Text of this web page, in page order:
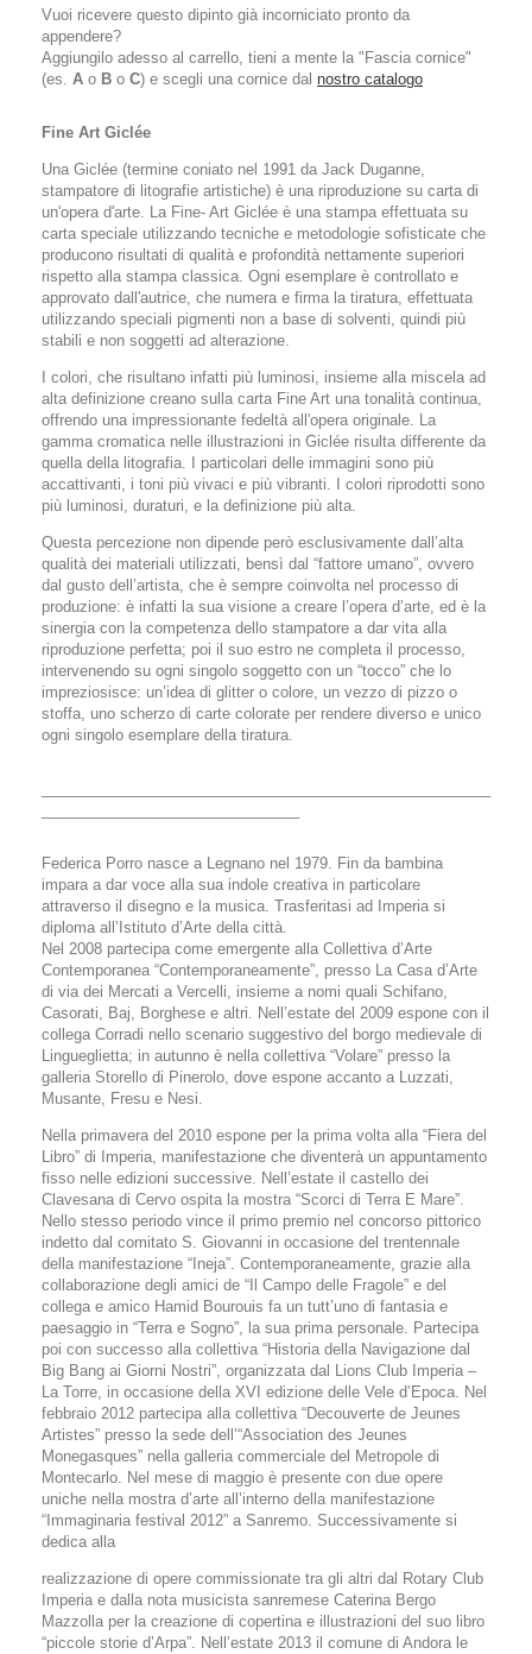
Vuoi ricevere questo dipinto già incorniciato pronto da
appendere?
Aggiungilo adesso al carrello, tieni a mente la "Fascia cornice"
(es. A o B o C) e scegli una cornice dal nostro catalogo
Fine Art Giclée
Una Giclée (termine coniato nel 1991 da Jack Duganne,
stampatore di litografie artistiche) è una riproduzione su carta di
un'opera d'arte. La Fine- Art Giclée è una stampa effettuata su
carta speciale utilizzando tecniche e metodologie sofisticate che
producono risultati di qualità e profondità nettamente superiori
rispetto alla stampa classica. Ogni esemplare è controllato e
approvato dall'autrice, che numera e firma la tiratura, effettuata
utilizzando speciali pigmenti non a base di solventi, quindi più
stabili e non soggetti ad alterazione.
I colori, che risultano infatti più luminosi, insieme alla miscela ad
alta definizione creano sulla carta Fine Art una tonalità continua,
offrendo una impressionante fedeltà all'opera originale. La
gamma cromatica nelle illustrazioni in Giclée risulta differente da
quella della litografia. I particolari delle immagini sono più
accattivanti, i toni più vivaci e più vibranti. I colori riprodotti sono
più luminosi, duraturi, e la definizione più alta.
Questa percezione non dipende però esclusivamente dall’alta
qualità dei materiali utilizzati, bensì dal “fattore umano”, ovvero
dal gusto dell’artista, che è sempre coinvolta nel processo di
produzione: è infatti la sua visione a creare l’opera d’arte, ed è la
sinergia con la competenza dello stampatore a dar vita alla
riproduzione perfetta; poi il suo estro ne completa il processo,
intervenendo su ogni singolo soggetto con un “tocco” che lo
impreziosisce: un’idea di glitter o colore, un vezzo di pizzo o
stoffa, uno scherzo di carte colorate per rendere diverso e unico
ogni singolo esemplare della tiratura.
Federica Porro nasce a Legnano nel 1979. Fin da bambina
impara a dar voce alla sua indole creativa in particolare
attraverso il disegno e la musica. Trasferitasi ad Imperia si
diploma all’Istituto d’Arte della città.
Nel 2008 partecipa come emergente alla Collettiva d’Arte
Contemporanea “Contemporaneamente”, presso La Casa d’Arte
di via dei Mercati a Vercelli, insieme a nomi quali Schifano,
Casorati, Baj, Borghese e altri. Nell’estate del 2009 espone con il
collega Corradi nello scenario suggestivo del borgo medievale di
Lingueglietta; in autunno è nella collettiva “Volare” presso la
galleria Storello di Pinerolo, dove espone accanto a Luzzati,
Musante, Fresu e Nesi.
Nella primavera del 2010 espone per la prima volta alla “Fiera del
Libro” di Imperia, manifestazione che diventerà un appuntamento
fisso nelle edizioni successive. Nell’estate il castello dei
Clavesana di Cervo ospita la mostra “Scorci di Terra E Mare”.
Nello stesso periodo vince il primo premio nel concorso pittorico
indetto dal comitato S. Giovanni in occasione del trentennale
della manifestazione “Ineja”. Contemporaneamente, grazie alla
collaborazione degli amici de “Il Campo delle Fragole” e del
collega e amico Hamid Bourouis fa un tutt’uno di fantasia e
paesaggio in “Terra e Sogno”, la sua prima personale. Partecipa
poi con successo alla collettiva “Historia della Navigazione dal
Big Bang ai Giorni Nostri”, organizzata dal Lions Club Imperia –
La Torre, in occasione della XVI edizione delle Vele d’Epoca. Nel
febbraio 2012 partecipa alla collettiva “Decouverte de Jeunes
Artistes” presso la sede dell’“Association des Jeunes
Monegasques” nella galleria commerciale del Metropole di
Montecarlo. Nel mese di maggio è presente con due opere
uniche nella mostra d’arte all’interno della manifestazione
“Immaginaria festival 2012” a Sanremo. Successivamente si
dedica alla
realizzazione di opere commissionate tra gli altri dal Rotary Club
Imperia e dalla nota musicista sanremese Caterina Bergo
Mazzolla per la creazione di copertina e illustrazioni del suo libro
“piccole storie d’Arpa”. Nell’estate 2013 il comune di Andora le